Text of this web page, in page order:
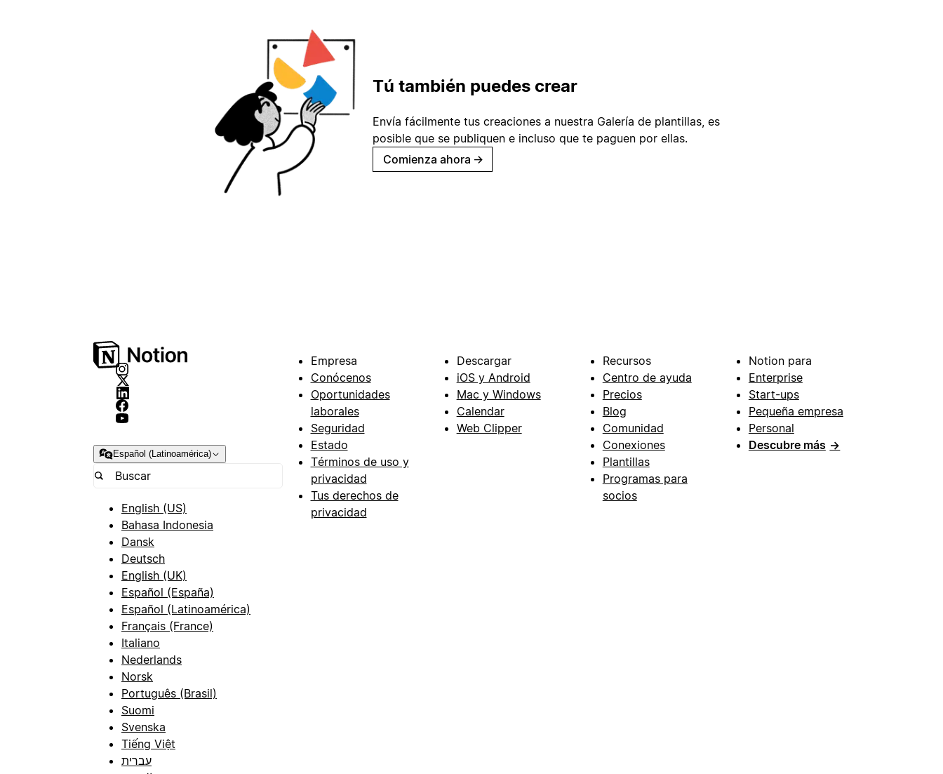
Tú también puedes crear
Envía fácilmente tus creaciones a nuestra Galería de plantillas, es
posible que se publiquen e incluso que te paguen por ellas.
Comienza ahora →
Español (Latinoamérica)
English (US)
Bahasa Indonesia
Dansk
Deutsch
English (UK)
Español (España)
Español (Latinoamérica)
Français (France)
Italiano
Nederlands
Norsk
Português (Brasil)
Suomi
Svenska
Tiếng Việt
עברית
Empresa
Conócenos
Oportunidades
laborales
Seguridad
Estado
Términos de uso y
privacidad
Tus derechos de
privacidad
Descargar
iOS y Android
Mac y Windows
Calendar
Web Clipper
Recursos
Centro de ayuda
Precios
Blog
Comunidad
Conexiones
Plantillas
Programas para
socios
Notion para
Enterprise
Start-ups
Pequeña empresa
Personal
Descubre más →